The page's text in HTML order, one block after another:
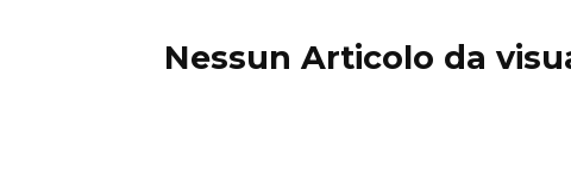
Nessun Articolo da